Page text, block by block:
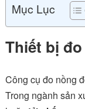
Mục Lục
Thiết bị
Công cụ đo nồng
Trong ngành sản